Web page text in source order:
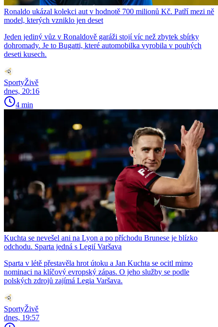
Ronaldo ukázal kolekci aut v hodnotě 700 milionů Kč. Patří mezi ně
model, kterých vzniklo jen deset
Jeden jediný vůz v Ronaldově garáži stojí víc než zbytek sbírky
dohromady. Je to Bugatti, které automobilka vyrobila v pouhých
deseti kusech.
SportyŽivě
dnes, 20:16
4 min
Kuchta se nevešel ani na Lyon a po příchodu Brunese je blízko
odchodu. Sparta jedná s Legií Varšava
Sparta v létě přestavěla hrot útoku a Jan Kuchta se ocitl mimo
nominaci na klíčový evropský zápas. O jeho služby se podle
polských zdrojů zajímá Legia Varšava.
SportyŽivě
dnes, 19:57